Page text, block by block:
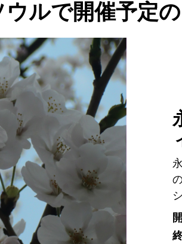
ウルで開催予定